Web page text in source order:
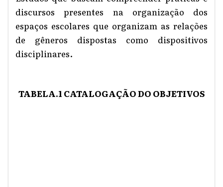
discursos presentes na organização dos
espaços escolares que organizam as relações
de gêneros dispostas como dispositivos
disciplinares.
TABELA.1 CATALOGAÇÃO DO OBJETIVOS